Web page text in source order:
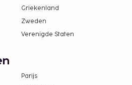
Griekenland
Zweden
Verenigde Staten
Parijs